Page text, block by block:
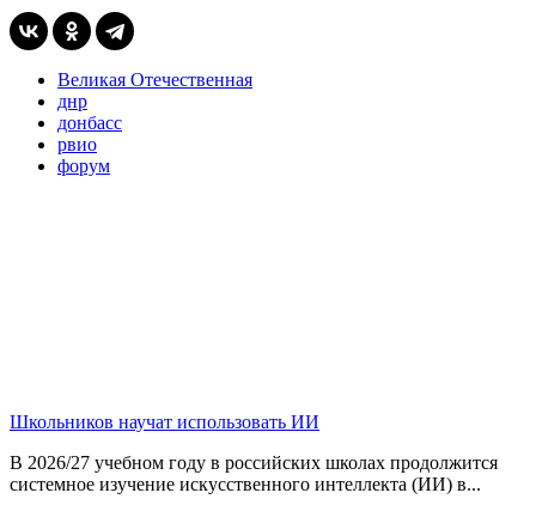
Великая Отечественная
днр
донбасс
рвио
форум
Школьников научат использовать ИИ
В 2026/27 учебном году в российских школах продолжится
системное изучение искусственного интеллекта (ИИ) в...